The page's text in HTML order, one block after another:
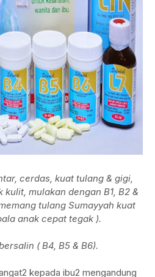
cerdas, kuat tulang & gigi,
mulakan dengan B1, B2 &
tulang Sumayyah kuat
anak cepat tegak ).
( B4, B5 & B6).
kepada ibu2 mengandung